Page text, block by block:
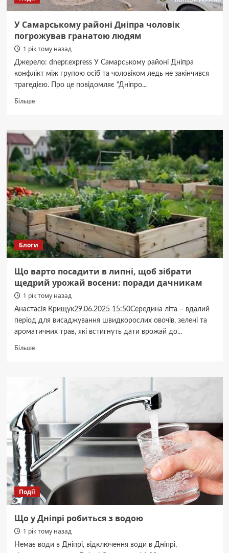
У Самарському районі Дніпра чоловік
погрожував гранатою людям
1 рік тому назад
Джерело: dnepr.express У Самарському районі Дніпра
конфлікт між групою осіб та чоловіком ледь не закінчився
трагедією. Про це повідомляє "Дніпро...
БільшеДокладніше
Самарському
районі
Дніпра
чоловік
погрожував
гранатою
людям
Блоги
Що варто посадити в липні, щоб зібрати
щедрий урожай восени: поради дачникам
1 рік тому назад
Анастасія Крищук29.06.2025 15:50Середина літа – вдалий
період для висаджування швидкорослих овочів, зелені та
ароматичних трав, які встигнуть дати врожай до...
БільшеДокладніше
липні,
щоб
зібрати
щедрий
урожай
восени:
поради
дачникам
Події
Що у Дніпрі робиться з водою
1 рік тому назад
Немає води в Дніпрі, відключення води в Дніпрі,